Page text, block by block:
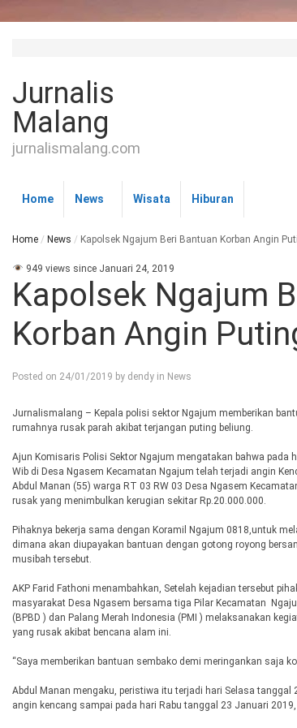
Jurnalis
Malang
jurnalismalang.com
Home News Wisata Hiburan
Home / News / Kapolsek Ngajum Beri Bantuan Korban Angin
949 views since Januari 24, 2019
Kapolsek Ngajum
Korban Angin
Posted on 24/01/2019 by dendy in News
Jurnalismalang – Kepala polisi sektor Ngajum memberikan
rumahnya rusak parah akibat terjangan puting beliung.
Ajun Komisaris Polisi Sektor Ngajum mengatakan bahwa pada
Wib di Desa Ngasem Kecamatan Ngajum telah terjadi angin
Abdul Manan (55) warga RT 03 RW 03 Desa Ngasem
rusak yang menimbulkan kerugian sekitar Rp.20.000.000.
Pihaknya bekerja sama dengan Koramil Ngajum 0818,untuk
dimana akan diupayakan bantuan dengan gotong royong
musibah tersebut.
AKP Farid Fathoni menambahkan, Setelah kejadian tersebut
masyarakat Desa Ngasem bersama tiga Pilar Kecamatan
(BPBD ) dan Palang Merah Indonesia (PMI ) melaksanakan
yang rusak akibat bencana alam ini.
“Saya memberikan bantuan sembako demi meringankan saja
Abdul Manan mengaku, peristiwa itu terjadi hari Selasa
angin kencang sampai pada hari Rabu tanggal 23 Januari